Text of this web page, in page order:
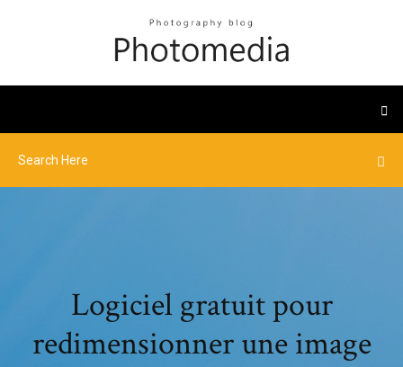
Logiciel gratuit pour
redimensionner une image